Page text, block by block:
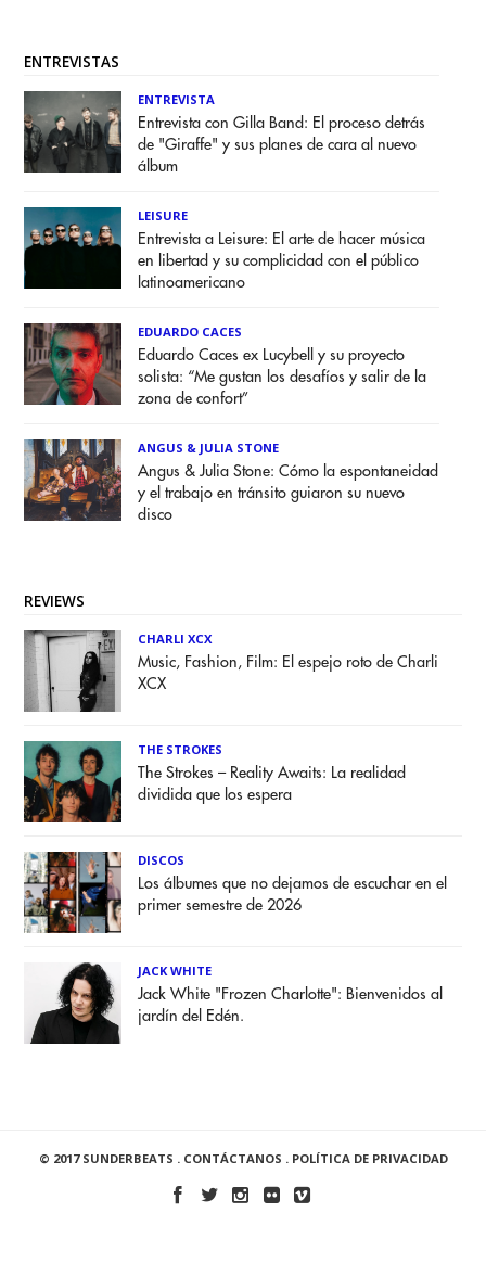
ENTREVISTAS
ENTREVISTA
Entrevista con Gilla Band: El proceso detrás
de "Giraffe" y sus planes de cara al nuevo
álbum
LEISURE
Entrevista a Leisure: El arte de hacer música
en libertad y su complicidad con el público
latinoamericano
EDUARDO CACES
Eduardo Caces ex Lucybell y su proyecto
solista: “Me gustan los desafíos y salir de la
zona de confort”
ANGUS & JULIA STONE
Angus & Julia Stone: Cómo la espontaneidad
y el trabajo en tránsito guiaron su nuevo
disco
REVIEWS
CHARLI XCX
Music, Fashion, Film: El espejo roto de Charli
XCX
THE STROKES
The Strokes – Reality Awaits: La realidad
dividida que los espera
DISCOS
Los álbumes que no dejamos de escuchar en el
primer semestre de 2026
JACK WHITE
Jack White "Frozen Charlotte": Bienvenidos al
jardín del Edén.
© 2017 SUNDERBEATS . CONTÁCTANOS . POLÍTICA DE PRIVACIDAD